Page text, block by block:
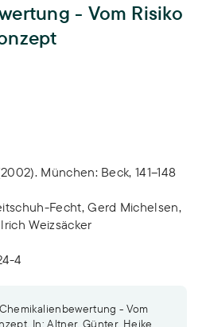
- Vom Risiko
München: Beck, 141–148
Fecht,Gerd Michelsen,
Weizsäcker
4
- Vom
In: Altner, Günter, Heike